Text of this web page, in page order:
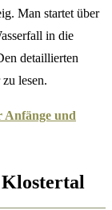
Man startet über
in die
detaillierten
lesen.
Anfänge und